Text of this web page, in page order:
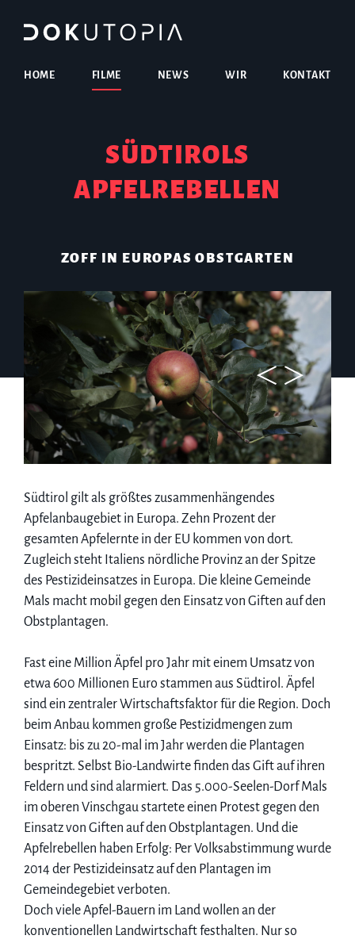
HOME FILME NEWS WIR KONTAKT
SÜDTIROLS
APFELREBELLEN
ZOFF IN EUROPAS OBSTGARTEN
Südtirol gilt als größtes zusammenhängendes
Apfelanbaugebiet in Europa. Zehn Prozent der
gesamten Apfelernte in der EU kommen von dort.
Zugleich steht Italiens nördliche Provinz an der Spitze
des Pestizideinsatzes in Europa. Die kleine Gemeinde
Mals macht mobil gegen den Einsatz von Giften auf den
Obstplantagen.
Fast eine Million Äpfel pro Jahr mit einem Umsatz von
etwa 600 Millionen Euro stammen aus Südtirol. Äpfel
sind ein zentraler Wirtschaftsfaktor für die Region. Doch
beim Anbau kommen große Pestizidmengen zum
Einsatz: bis zu 20-mal im Jahr werden die Plantagen
bespritzt. Selbst Bio-Landwirte finden das Gift auf ihren
Feldern und sind alarmiert. Das 5.000-Seelen-Dorf Mals
im oberen Vinschgau startete einen Protest gegen den
Einsatz von Giften auf den Obstplantagen. Und die
Apfelrebellen haben Erfolg: Per Volksabstimmung wurde
2014 der Pestizideinsatz auf den Plantagen im
Gemeindegebiet verboten.
Doch viele Apfel-Bauern im Land wollen an der
konventionellen Landwirtschaft festhalten. Nur so